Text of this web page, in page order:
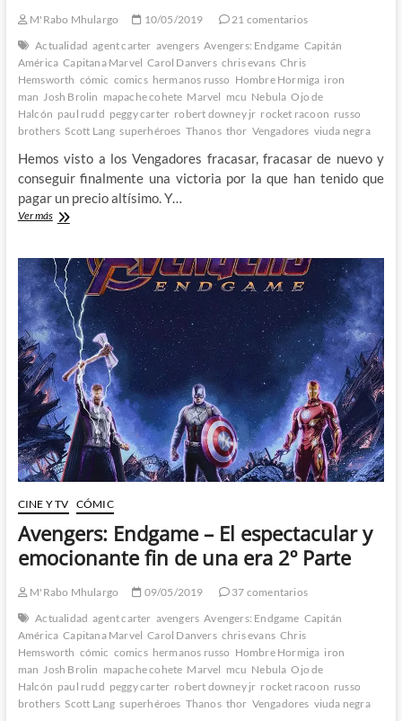
M'Rabo Mhulargo 10/05/2019
21 comentarios
Actualidad agent carter avengers Avengers: Endgame Capitán
América Capitana Marvel Carol Danvers chris evans Chris
Hemsworth cómic comics hermanos russo Hombre Hormiga iron
man Josh Brolin mapache cohete Marvel mcu Nebula Ojo de
Halcón paul rudd peggy carter robert downey jr rocket racoon russo
brothers Scott Lang superhéroes Thanos thor Vengadores viuda negra
Hemos visto a los Vengadores fracasar, fracasar de nuevo y
conseguir finalmente una victoria por la que han tenido que
pagar un precio altísimo. Y…
Ver másAvengers:
El
espectacular
y
emocionante
fin
de
una
era
3º
Parte
CINE Y TV CÓMIC
Avengers: Endgame – El espectacular y
emocionante fin de una era 2º Parte
M'Rabo Mhulargo 09/05/2019
37 comentarios
Actualidad agent carter avengers Avengers: Endgame Capitán
América Capitana Marvel Carol Danvers chris evans Chris
Hemsworth cómic comics hermanos russo Hombre Hormiga iron
man Josh Brolin mapache cohete Marvel mcu Nebula Ojo de
Halcón paul rudd peggy carter robert downey jr rocket racoon russo
brothers Scott Lang superhéroes Thanos thor Vengadores viuda negra